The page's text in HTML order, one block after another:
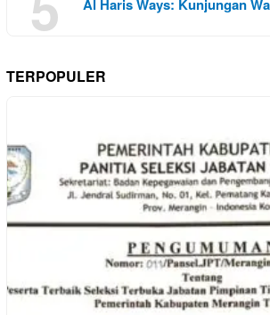
Al Haris Ways: Kunjungan
TERPOPULER